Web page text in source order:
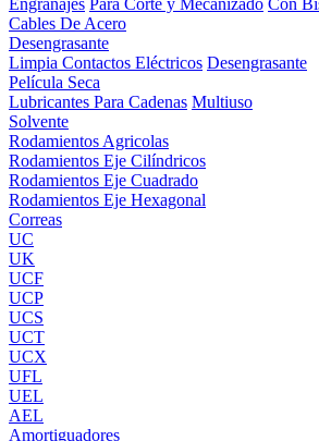
Engranajes Para Corte y Mecanizado Con
Cables De Acero
Desengrasante
Limpia Contactos Eléctricos Desengrasante
Película Seca
Lubricantes Para Cadenas Multiuso
Solvente
Rodamientos Agricolas
Rodamientos Eje Cilíndricos
Rodamientos Eje Cuadrado
Rodamientos Eje Hexagonal
Correas
UC
UK
UCF
UCP
UCS
UCT
UCX
UFL
UEL
AEL
Amortiguadores